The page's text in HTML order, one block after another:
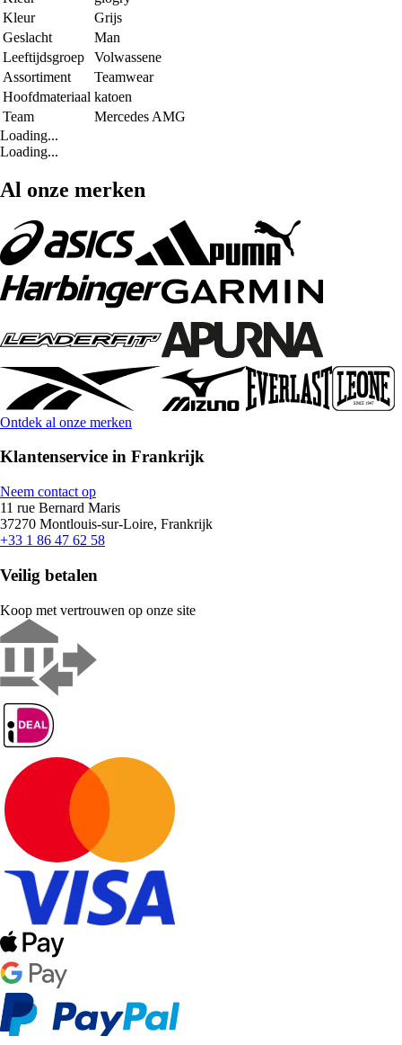
Kleur
Grijs
Geslacht
Man
Leeftijdsgroep
Volwassene
Assortiment
Teamwear
Hoofdmateriaal katoen
Team
Mercedes AMG
Loading...
Loading...
Al onze merken
Ontdek al onze merken
Klantenservice in Frankrijk
Neem contact op
11 rue Bernard Maris
37270 Montlouis-sur-Loire, Frankrijk
+33 1 86 47 62 58
Veilig betalen
Koop met vertrouwen op onze site